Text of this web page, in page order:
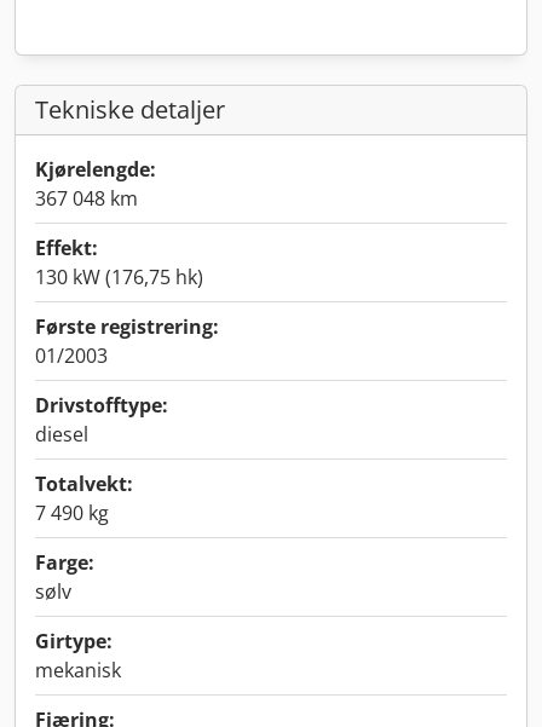
Tekniske detaljer
Kjørelengde:
367 048 km
Effekt:
130 kW (176,75 hk)
Første registrering:
01/2003
Drivstofftype:
diesel
Totalvekt:
7 490 kg
Farge:
sølv
Girtype:
mekanisk
Fjæring: